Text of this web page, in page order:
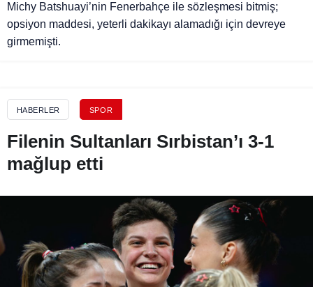
Michy Batshuayi’nin Fenerbahçe ile sözleşmesi bitmiş;
opsiyon maddesi, yeterli dakikayı alamadığı için devreye
girmemişti.
HABERLER SPOR
Filenin Sultanları Sırbistan’ı 3-1
mağlup etti